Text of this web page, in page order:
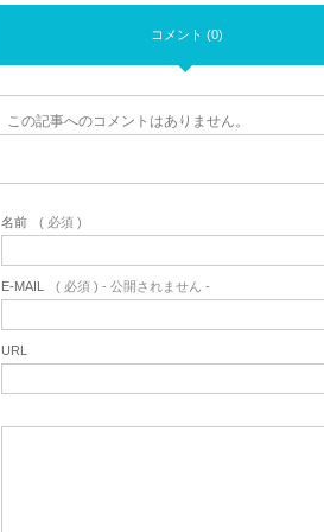
コメント (0)
この記事へのコメントはありません。
名前 ( 必須 )
E-MAIL ( 必須 ) - 公開されません -
URL